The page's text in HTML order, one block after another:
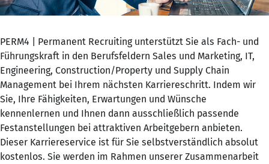
PERM4 | Permanent Recruiting unterstützt Sie als Fach- und
Führungskraft in den Berufsfeldern Sales und Marketing, IT,
Engineering, Construction/Property und Supply Chain
Management bei Ihrem nächsten Karriereschritt. Indem wir
Sie, Ihre Fähigkeiten, Erwartungen und Wünsche
kennenlernen und Ihnen dann ausschließlich passende
Festanstellungen bei attraktiven Arbeitgebern anbieten.
Dieser Karriereservice ist für Sie selbstverständlich absolut
kostenlos. Sie werden im Rahmen unserer Zusammenarbeit